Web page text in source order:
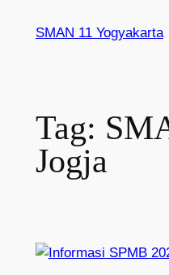
SMAN 11 Yogyakarta
Tag:
Jogja